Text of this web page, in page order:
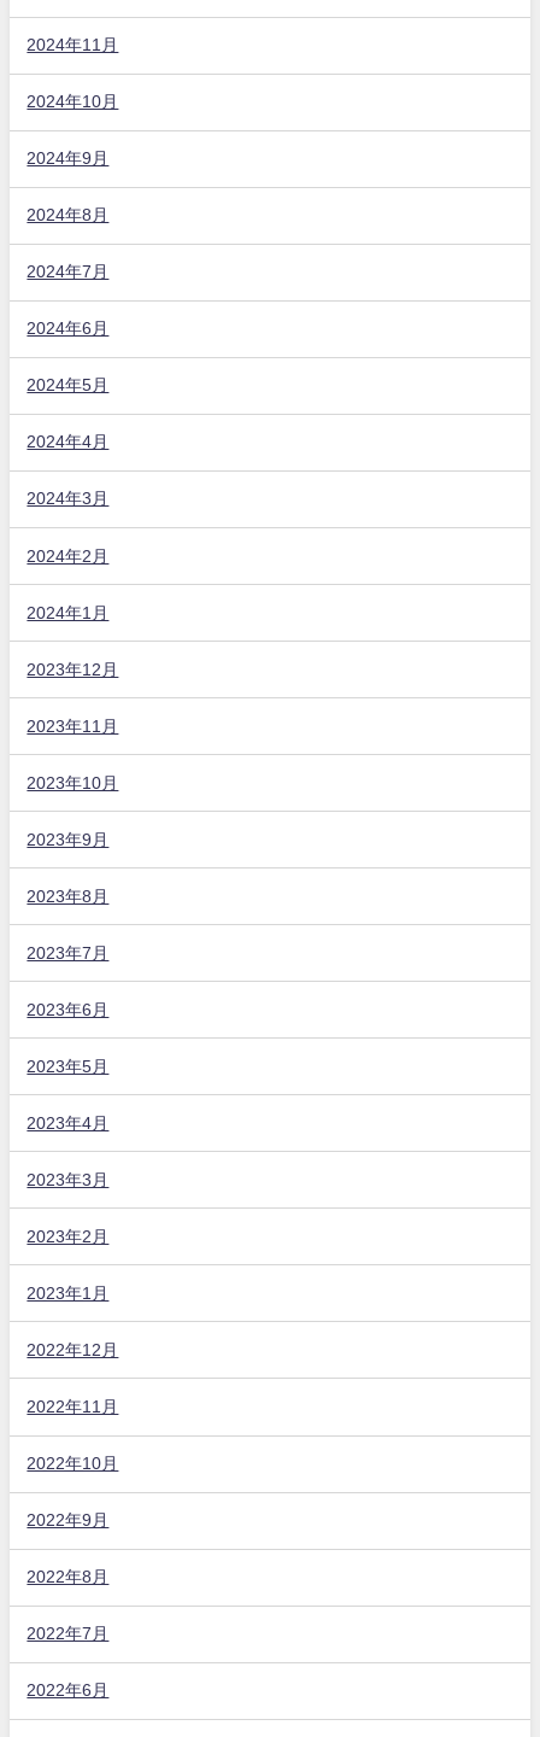
2024年11月
2024年10月
2024年9月
2024年8月
2024年7月
2024年6月
2024年5月
2024年4月
2024年3月
2024年2月
2024年1月
2023年12月
2023年11月
2023年10月
2023年9月
2023年8月
2023年7月
2023年6月
2023年5月
2023年4月
2023年3月
2023年2月
2023年1月
2022年12月
2022年11月
2022年10月
2022年9月
2022年8月
2022年7月
2022年6月